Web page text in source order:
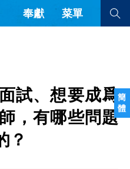
簡
體
奉獻 菜單
部
部
試、想要成爲
，有哪些問題
？